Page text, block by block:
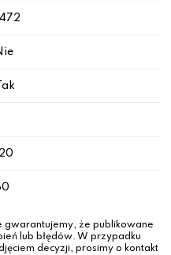
1472
Tak
120
gwarantujemy, że publikowane
lub błędów. W przypadku
decyzji, prosimy o kontakt